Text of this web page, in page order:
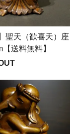
聖天（歓喜天）座
送料無料】